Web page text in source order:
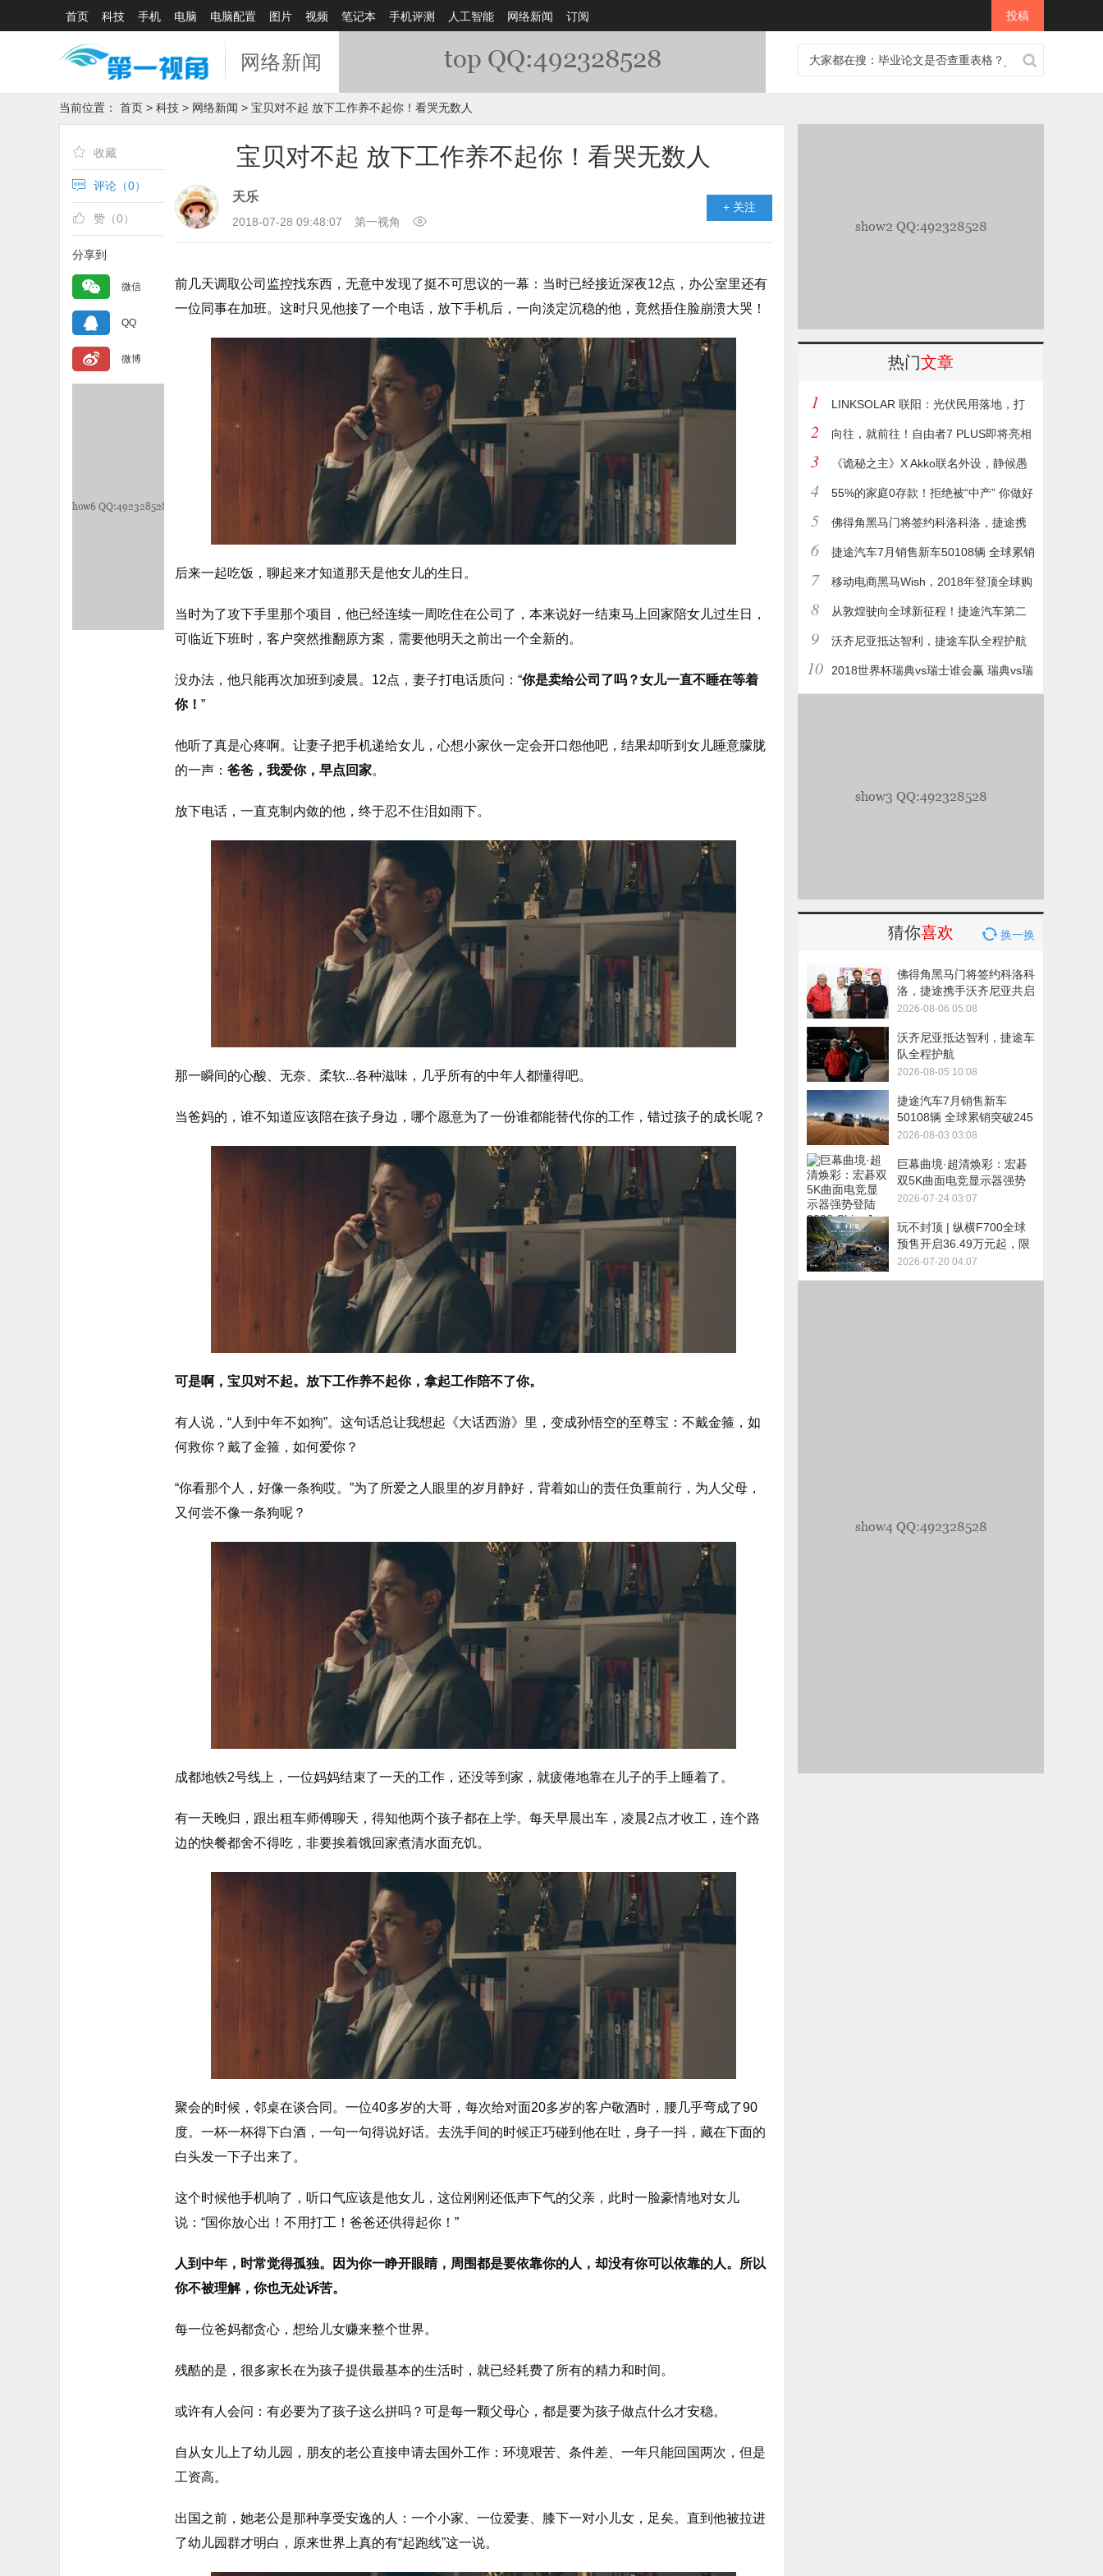
首页 科技 手机 电脑 电脑配置 图片 视频 笔记本 手机评测 人工智能 网络新闻 订阅 投稿
网络新闻
当前位置： 首页 > 科技 > 网络新闻 > 宝贝对不起 放下工作养不起你！看哭无数人
宝贝对不起 放下工作养不起你！看哭无数人
天乐
2018-07-28 09:48:07 第一视角
+ 关注
前几天调取公司监控找东西，无意中发现了挺不可思议的一幕：当时已经接近深夜12点，办公室里还有
一位同事在加班。这时只见他接了一个电话，放下手机后，一向淡定沉稳的他，竟然捂住脸崩溃大哭！
后来一起吃饭，聊起来才知道那天是他女儿的生日。
当时为了攻下手里那个项目，他已经连续一周吃住在公司了，本来说好一结束马上回家陪女儿过生日，
可临近下班时，客户突然推翻原方案，需要他明天之前出一个全新的。
没办法，他只能再次加班到凌晨。12点，妻子打电话质问：“你是卖给公司了吗？女儿一直不睡在等着
你！ ”
他听了真是心疼啊。让妻子把手机递给女儿，心想小家伙一定会开口怨他吧，结果却听到女儿睡意朦胧
的一声： 爸爸，我爱你，早点回家。
放下电话，一直克制内敛的他，终于忍不住泪如雨下。
那一瞬间的心酸、无奈、柔软...各种滋味，几乎所有的中年人都懂得吧。
当爸妈的，谁不知道应该陪在孩子身边，哪个愿意为了一份谁都能替代你的工作，错过孩子的成长呢？
可是啊，宝贝对不起。放下工作养不起你，拿起工作陪不了你。
有人说，“人到中年不如狗”。这句话总让我想起《大话西游》里，变成孙悟空的至尊宝：不戴金箍，如
何救你？戴了金箍，如何爱你？
“你看那个人，好像一条狗哎。”为了所爱之人眼里的岁月静好，背着如山的责任负重前行，为人父母，
又何尝不像一条狗呢？
成都地铁2号线上，一位妈妈结束了一天的工作，还没等到家，就疲倦地靠在儿子的手上睡着了。
有一天晚归，跟出租车师傅聊天，得知他两个孩子都在上学。每天早晨出车，凌晨2点才收工，连个路
边的快餐都舍不得吃，非要挨着饿回家煮清水面充饥。
聚会的时候，邻桌在谈合同。一位40多岁的大哥，每次给对面20多岁的客户敬酒时，腰几乎弯成了90
度。一杯一杯得下白酒，一句一句得说好话。去洗手间的时候正巧碰到他在吐，身子一抖，藏在下面的
白头发一下子出来了。
这个时候他手机响了，听口气应该是他女儿，这位刚刚还低声下气的父亲，此时一脸豪情地对女儿
说：“国你放心出！不用打工！爸爸还供得起你！”
人到中年，时常觉得孤独。因为你一睁开眼睛，周围都是要依靠你的人，却没有你可以依靠的人。所以
你不被理解，你也无处诉苦。
每一位爸妈都贪心，想给儿女赚来整个世界。
残酷的是，很多家长在为孩子提供最基本的生活时，就已经耗费了所有的精力和时间。
或许有人会问：有必要为了孩子这么拼吗？可是每一颗父母心，都是要为孩子做点什么才安稳。
自从女儿上了幼儿园，朋友的老公直接申请去国外工作：环境艰苦、条件差、一年只能回国两次，但是
工资高。
出国之前，她老公是那种享受安逸的人：一个小家、一位爱妻、膝下一对小儿女，足矣。直到他被拉进
了幼儿园群才明白，原来世界上真的有“起跑线”这一说。
收藏
评论（0）
赞（0）
分享到
微信
QQ
微博 热门文章
1 LINKSOLAR 联阳：光伏民用落地，打
造绿色户外穿戴装备
2 向往，就前往！自由者7 PLUS即将亮相
第二届捷途方盒子大会
3 《诡秘之主》X Akko联名外设，静候愚
者降临！
4 55%的家庭0存款！拒绝被“中产” 你做好
准备了么？
5 佛得角黑马门将签约科洛科洛，捷途携
手沃齐尼亚共启新旅程
6 捷途汽车7月销售新车50108辆 全球累销
突破245万辆
7 移动电商黑马Wish，2018年登顶全球购
物类APP下载榜首，公司宣布2019年重大规
划
8 从敦煌驶向全球新征程！捷途汽车第二
届方盒子大会即将开幕
9 沃齐尼亚抵达智利，捷途车队全程护航
10 2018世界杯瑞典vs瑞士谁会赢 瑞典vs瑞
猜你喜欢 换一换
佛得角黑马门将签约科洛科
洛，捷途携手沃齐尼亚共启
新旅程
2026-08-06 05:08
沃齐尼亚抵达智利，捷途车
队全程护航
2026-08-05 10:08
捷途汽车7月销售新车
50108辆 全球累销突破245
万辆
2026-08-03 03:08
巨幕曲境·超清焕彩：宏碁
双5K曲面电竞显示器强势
登陆2026 ChinaJoy
2026-07-24 03:07
玩不封顶 | 纵横F700全球
预售开启36.49万元起，限
时尊享4重好礼
2026-07-20 04:07